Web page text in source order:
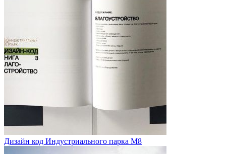
Дизайн код Индустриального парка М8